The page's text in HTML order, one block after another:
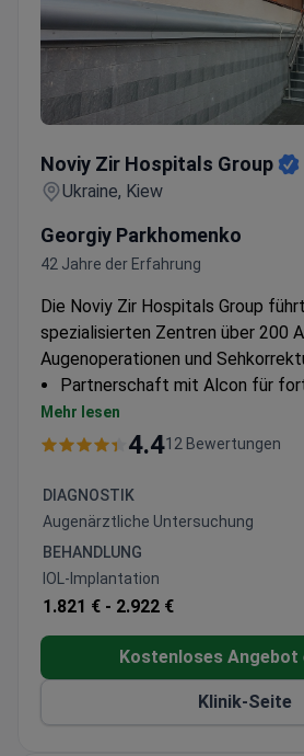
Noviy Zir Hospitals Group
Ukraine, Kiew
Georgiy Parkhomenko
42 Jahre der Erfahrung
Die Noviy Zir Hospitals Group
spezialisierten Zentren über 200
Augenoperationen und
Partnerschaft mit Alcon für
Augenpflegeausrüstung und -
Über 100 Augenärzte, die auf
Eines der größten privaten
Netzwerke Europas
Mehr lesen
4.412 Bewertungen
DIAGNOSTIK
Augenärztliche Untersuchung
BEHANDLUNG
IOL-Implantation
1.821 € - 2.922 €
Kostenloses Angebot
Klinik-Seite